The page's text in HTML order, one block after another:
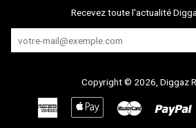
Recevez toute l'actualité
Copyright © 2026, Diggaz
American
Express
Apple
Pay
Master